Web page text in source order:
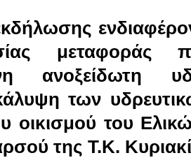
μεταφοράς
ανοξείδωτη
των
οικισμού του
της Τ.Κ.